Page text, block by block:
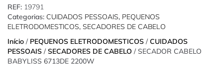
REF: 19791
Categorias: CUIDADOS PESSOAIS, PEQUENOS
ELETRODOMESTICOS, SECADORES DE CABELO
Início / PEQUENOS ELETRODOMESTICOS / CUIDADOS
PESSOAIS / SECADORES DE CABELO / SECADOR CABELO
BABYLISS 6713DE 2200W